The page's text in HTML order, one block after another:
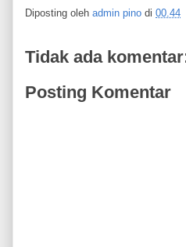
Diposting oleh admin pino di 00.44
Tidak ada
Posting Komentar